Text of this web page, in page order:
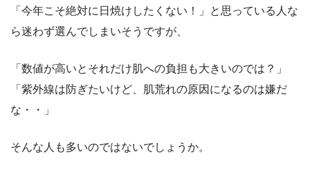
「今年こそ絶対に日焼けしたくない！」と思っている人な
ら迷わず選んでしまいそうですが、
「 数値が高いとそれだけ肌への負担も大きいのでは？ 」
「 紫外線は防ぎたいけど、肌荒れの原因になるのは嫌だ
な・・
」
そんな人も多いのではないでしょうか。